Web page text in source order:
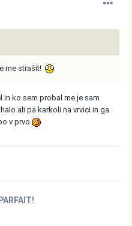
me strašit!
in ko sem probal me je sam
ali pa karkoli na vrvici in ga
v prvo